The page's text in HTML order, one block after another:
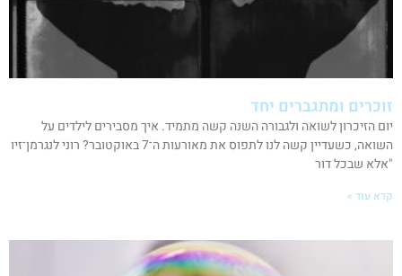
זוכרים ומתגברים יחד
יום הזיכרון לשואה ולגבורה השנה קשה מתמיד. איך מסבירים לילדים על
השואה, כשעדיין קשה לנו לתפוס את מאורעות ה־7 באוקטובר? רוני לנגרמן־זיו
"אלא שבכל דור
קרא עוד »